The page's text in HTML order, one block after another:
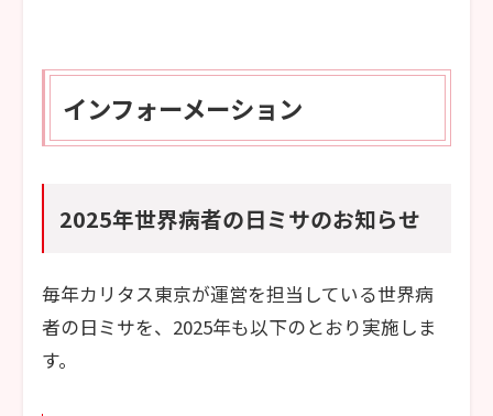
インフォーメーション
2025年世界病者の日ミサのお知らせ
毎年カリタス東京が運営を担当している世界病
者の日ミサを、2025年も以下のとおり実施しま
す。